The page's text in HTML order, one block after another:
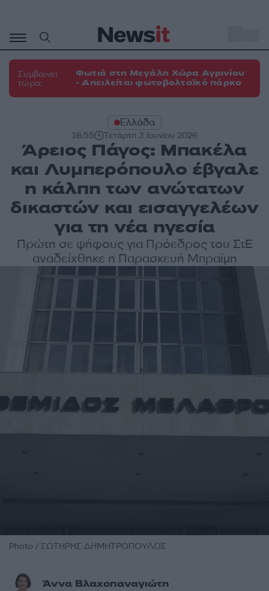
περιεχόμενο
Συμβαίνει
τώρα:
Φωτιά στη Μεγάλη Χώρα Αγρινίου
- Απειλείται φωτοβολταϊκό πάρκο
Ελλάδα
16:55 Τετάρτη 3 Ιουνίου 2026
Άρειος Πάγος: Μπακέλα
και Λυμπερόπουλο έβγαλε
η κάλπη των ανώτατων
δικαστών και εισαγγελέων
για τη νέα ηγεσία
Πρώτη σε ψήφους για Πρόεδρος του ΣτΕ
αναδείχθηκε η Παρασκευή Μπραίμη
Photo / ΣΩΤΗΡΗΣ ΔΗΜΗΤΡΟΠΟΥΛΟΣ
Άννα Βλαχοπαναγιώτη